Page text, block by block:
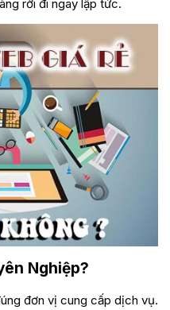
rời đi ngay lập tức.
Nghiệp?
đơn vị cung cấp dịch vụ.